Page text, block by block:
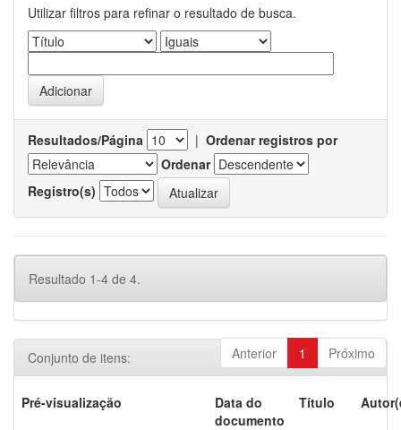
Utilizar filtros para refinar o resultado de busca.
Resultados/Página | Ordenar registros por
Ordenar
Registro(s)
Resultado 1-4 de 4.
Anterior 1 Próximo
Conjunto de itens:
Pré-visualização
Data do
documento
Título